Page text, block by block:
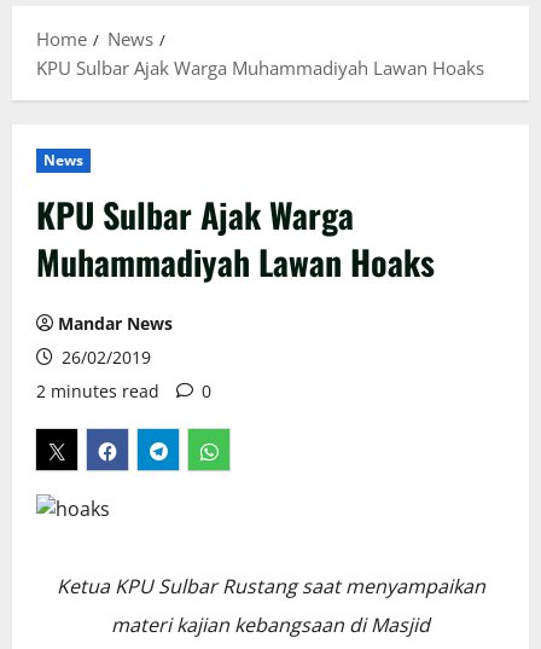
Home
News
KPU Sulbar Ajak Warga Muhammadiyah Lawan Hoaks
News
KPU Sulbar Ajak Warga
Muhammadiyah Lawan Hoaks
Mandar News
26/02/2019
2 minutes read
0
Ketua KPU Sulbar Rustang saat menyampaikan
materi kajian kebangsaan di Masjid